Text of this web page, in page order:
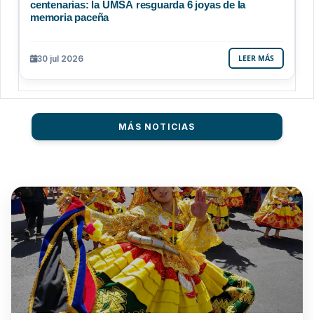
centenarias: la UMSA resguarda 6 joyas de la
memoria paceña
30 jul 2026 LEER MÁS
MÁS NOTICIAS